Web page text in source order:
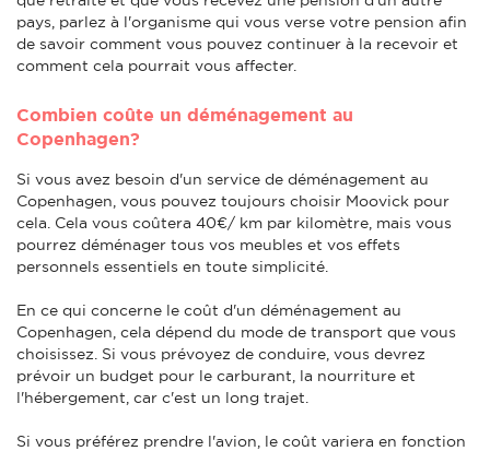
pays, parlez à l'organisme qui vous verse votre pension afin
de savoir comment vous pouvez continuer à la recevoir et
comment cela pourrait vous affecter.
Combien coûte un déménagement au
Copenhagen?
Si vous avez besoin d'un service de déménagement au
Copenhagen, vous pouvez toujours choisir Moovick pour
cela. Cela vous coûtera 40€/ km par kilomètre, mais vous
pourrez déménager tous vos meubles et vos effets
personnels essentiels en toute simplicité.
En ce qui concerne le coût d'un déménagement au
Copenhagen, cela dépend du mode de transport que vous
choisissez. Si vous prévoyez de conduire, vous devrez
prévoir un budget pour le carburant, la nourriture et
l'hébergement, car c'est un long trajet.
Si vous préférez prendre l'avion, le coût variera en fonction